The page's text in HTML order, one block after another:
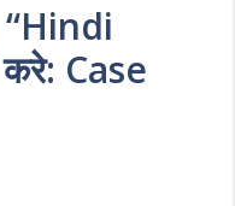
Case